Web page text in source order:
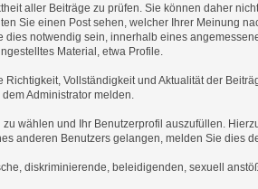
aller Beiträge zu prüfen. Sie können daher
Sie einen Post sehen, welcher Ihrer Meinung
notwendig sein, innerhalb eines
Material, etwa Profile.
Vollständigkeit und Aktualität der
Administrator melden.
wählen und Ihr Benutzerprofil auszufüllen.
anderen Benutzers gelangen, melden Sie dies
diskriminierende, beleidigenden, sexuell